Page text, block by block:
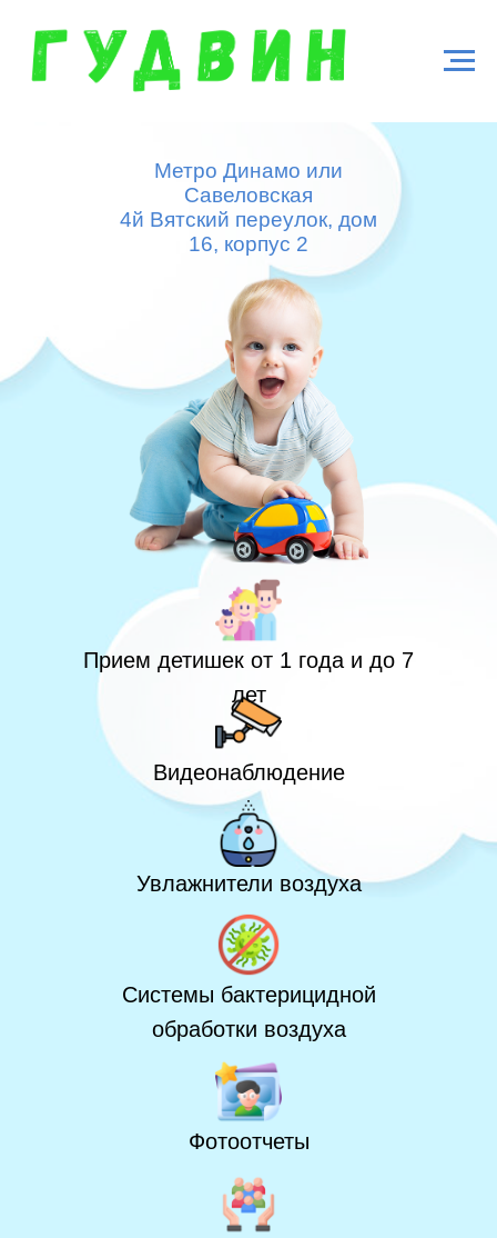
Прием детишек от 1 года и до 7
лет
Видеонаблюдение
Увлажнители воздуха
Системы бактерицидной
обработки воздуха
Фотоотчеты
Метро Динамо или
Савеловская
4й Вятский переулок, дом
16, корпус 2